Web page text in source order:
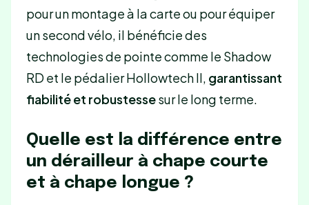
pour un montage à la carte ou pour équiper
un second vélo, il bénéficie des
technologies de pointe comme le Shadow
RD et le pédalier Hollowtech II, garantissant
fiabilité et robustessesur le long terme.
Quelle est la différence entre
un dérailleur à chape courte
et à chape longue ?